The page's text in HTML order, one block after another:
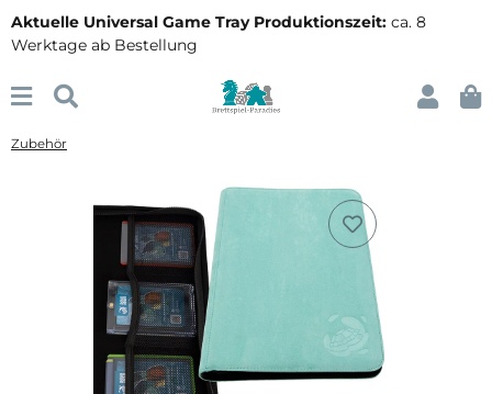
Aktuelle Universal Game Tray Produktionszeit: ca. 8
Werktage ab Bestellung
Zubehör